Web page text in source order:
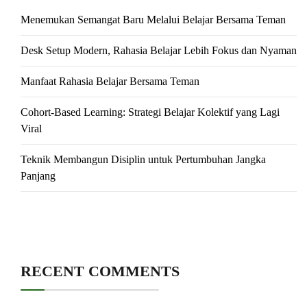
Menemukan Semangat Baru Melalui Belajar Bersama Teman
Desk Setup Modern, Rahasia Belajar Lebih Fokus dan Nyaman
Manfaat Rahasia Belajar Bersama Teman
Cohort-Based Learning: Strategi Belajar Kolektif yang Lagi
Viral
Teknik Membangun Disiplin untuk Pertumbuhan Jangka
Panjang
RECENT COMMENTS